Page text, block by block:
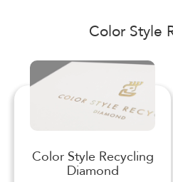
Color Style
Color Style Recycling
Diamond